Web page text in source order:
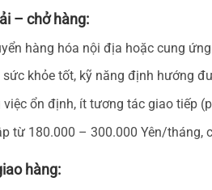
– chở hàng:
hàng hóa nội địa hoặc cung
sức khỏe tốt, kỹ năng định hướng
việc ổn định, ít tương tác giao tiếp
từ 180.000 – 300.000 Yên/tháng,
hàng: